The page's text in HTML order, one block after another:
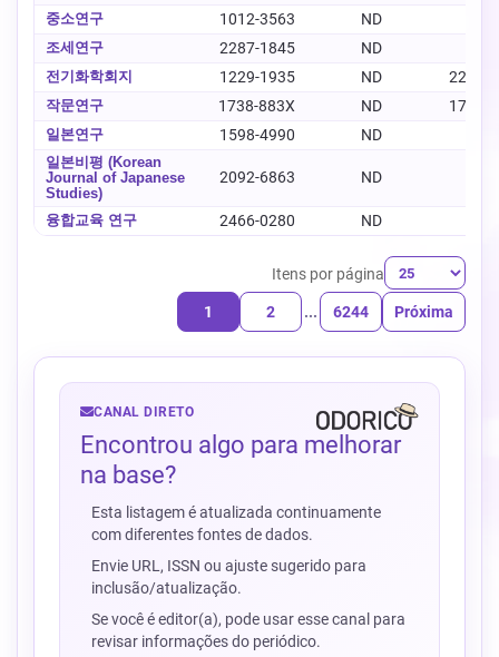
중소연구 1012-3563 ND
조세연구 2287-1845 ND
전기화학회지 1229-1935 ND 2288-
작문연구 1738-883X ND 1738-
일본연구 1598-4990 ND
일본비평 (Korean
Journal of Japanese
Studies)
2092-6863 ND
융합교육 연구 2466-0280 ND
Itens por página
1 2 ... 6244 Próxima
CANAL DIRETO
Encontrou algo para melhorar
na base?
Esta listagem é atualizada continuamente
com diferentes fontes de dados.
Envie URL, ISSN ou ajuste sugerido para
inclusão/atualização.
Se você é editor(a), pode usar esse canal para
revisar informações do periódico.